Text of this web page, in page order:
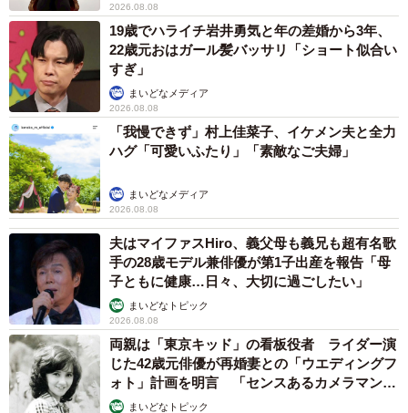
2026.08.08
19歳でハライチ岩井勇気と年の差婚から3年、
22歳元おはガール髪バッサリ「ショート似合い
すぎ」
まいどなメディア
2026.08.08
「我慢できず」村上佳菜子、イケメン夫と全力
ハグ「可愛いふたり」「素敵なご夫婦」
まいどなメディア
2026.08.08
夫はマイファスHiro、義父母も義兄も超有名歌
手の28歳モデル兼俳優が第1子出産を報告「母
子ともに健康…日々、大切に過ごしたい」
まいどなトピック
2026.08.08
両親は「東京キッド」の看板役者 ライダー演
じた42歳元俳優が再婚妻との「ウエディングフ
ォト」計画を明言 「センスあるカメラマン求
む」まいどなトピック